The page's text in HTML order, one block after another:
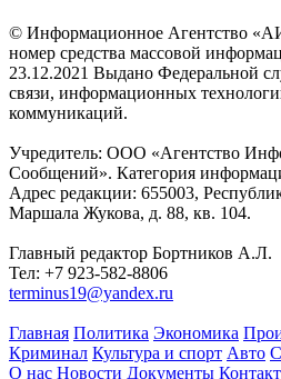
© Информационное Агентство
номер средства массовой
23.12.2021 Выдано Федеральной
связи, информационных
коммуникаций.
Учредитель: ООО «Агентство
Сообщений». Категория
Адрес редакции: 655003,
Маршала Жукова, д. 88, кв. 104.
Главный редактор Бортников А.Л.
Тел: +7 923-582-8806
terminus19@yandex.ru
Главная Политика Экономика
Криминал Культура и спорт Авто
О нас Новости Документы